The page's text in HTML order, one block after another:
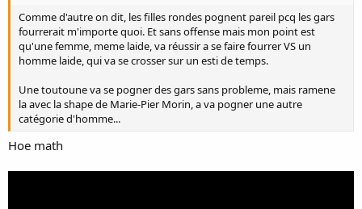
Comme d'autre on dit, les filles rondes pognent pareil pcq les gars
fourrerait m'importe quoi. Et sans offense mais mon point est
qu'une femme, meme laide, va réussir a se faire fourrer VS un
homme laide, qui va se crosser sur un esti de temps.
Une toutoune va se pogner des gars sans probleme, mais ramene
la avec la shape de Marie-Pier Morin, a va pogner une autre
catégorie d'homme...
Hoe math